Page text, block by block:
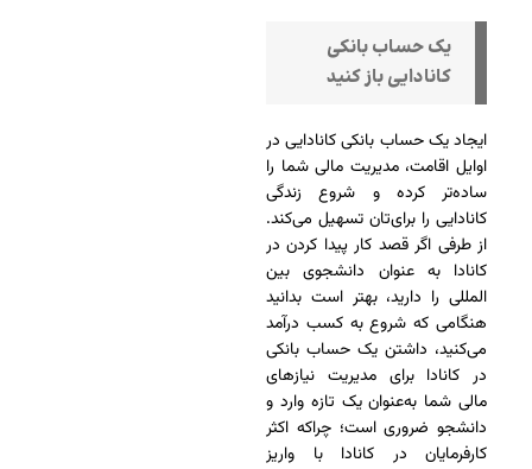
یک حساب بانکی
کانادایی باز کنید
ایجاد یک حساب بانکی کانادایی در
اوایل اقامت، مدیریت مالی شما را
ساده‌تر کرده و شروع زندگی
کانادایی را برای‌تان تسهیل می‌کند.
از طرفی اگر قصد کار پیدا کردن در
کانادا به عنوان دانشجوی بین
المللی را دارید، بهتر است بدانید
هنگامی که شروع به کسب درآمد
می‌کنید، داشتن یک حساب بانکی
در کانادا برای مدیریت نیازهای
مالی شما به‌عنوان یک تازه وارد و
دانشجو ضروری است؛ چراکه اکثر
کارفرمایان در کانادا با واریز